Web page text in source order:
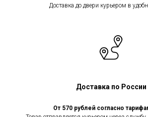
Доставка до двери курьером в
Доставка по России
От 570 рублей согласно